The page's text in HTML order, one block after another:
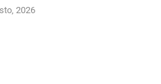
2026